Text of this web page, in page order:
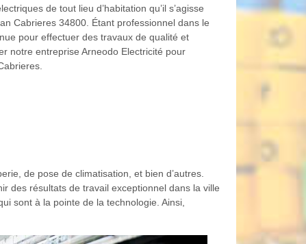
de tout lieu d’habitation qu’il s’agisse
Cabrieres 34800. Étant professionnel dans le
pour effectuer des travaux de qualité et
notre entreprise Arneodo Electricité pour
de pose de climatisation, et bien d’autres.
des résultats de travail exceptionnel dans la ville
sont à la pointe de la technologie. Ainsi,